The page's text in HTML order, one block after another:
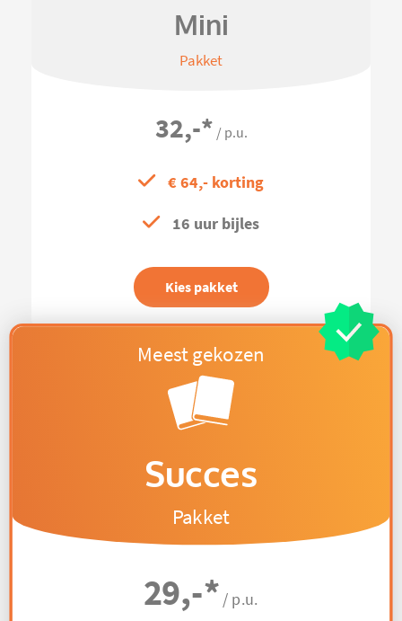
Mini
Pakket
32,-* / p.u.
€ 64,- korting
16 uur bijles
Kies pakket
Succes
Pakket
29,-* / p.u.